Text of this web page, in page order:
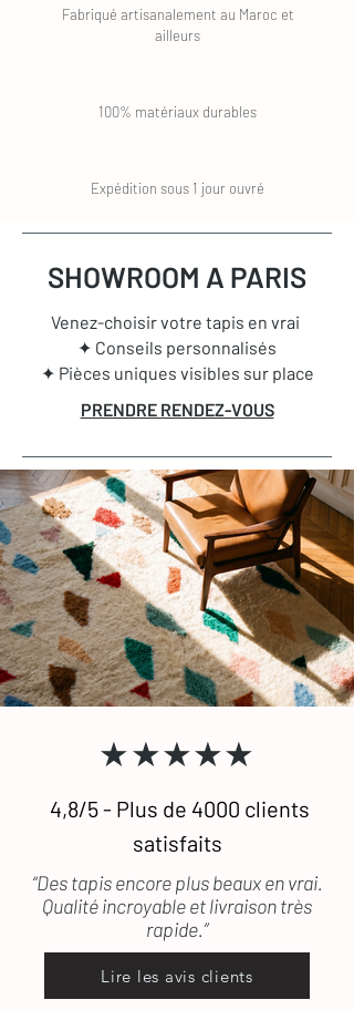
Fabriqué artisanalement au Maroc et
ailleurs
100% matériaux durables
Expédition sous 1 jour ouvré
SHOWROOM A PARIS
Venez-choisir votre tapis en vrai
✦ Conseils personnalisés
✦ Pièces uniques visibles sur place
PRENDRE RENDEZ-VOUS
★★★★★
4,8/5 - Plus de 4000 clients
satisfaits
“Des tapis encore plus beaux en vrai.
Qualité incroyable et livraison très
rapide.”
Lire les avis clients